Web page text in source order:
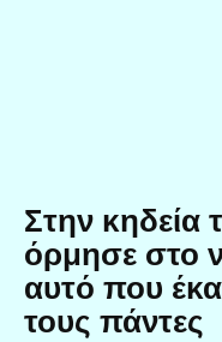
Στην κηδεία
όρμησε στο
αυτό που
τους πάντες